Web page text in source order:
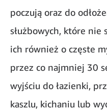
poczują oraz do
służbowych, które nie
ich również o częste
przez co najmniej 30
wyjściu do łazienki,
kaszlu, kichaniu lub